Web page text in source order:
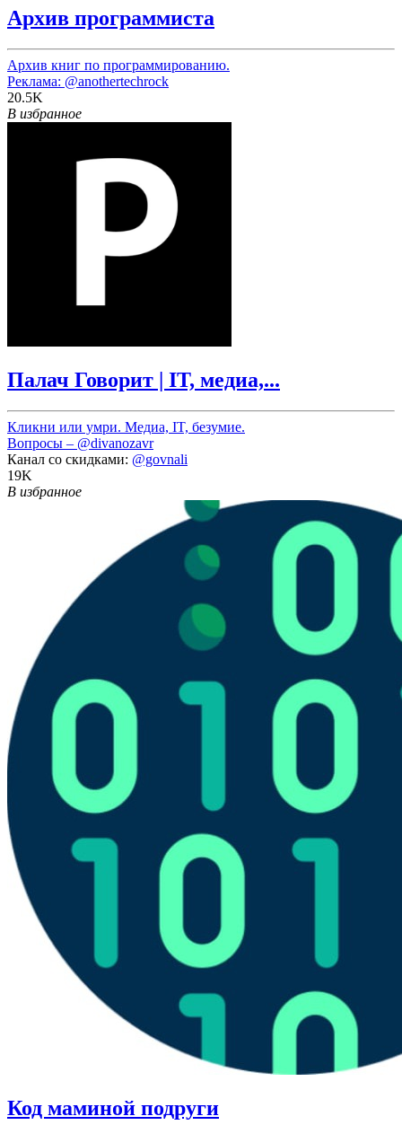
Архив программиста
Архив книг по программированию.
Реклама: @anothertechrock
20.5K
В избранное
Палач Говорит | IT, медиа,...
Кликни или умри. Медиа, IT, безумие.
Вопросы – @divanozavr
Канал со скидками: @govnali
19K
В избранное
Код маминой подруги